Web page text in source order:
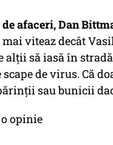
afaceri, Dan
mai viteaz decât
alții să iasă în
de virus. Că
sau bunicii
opinie